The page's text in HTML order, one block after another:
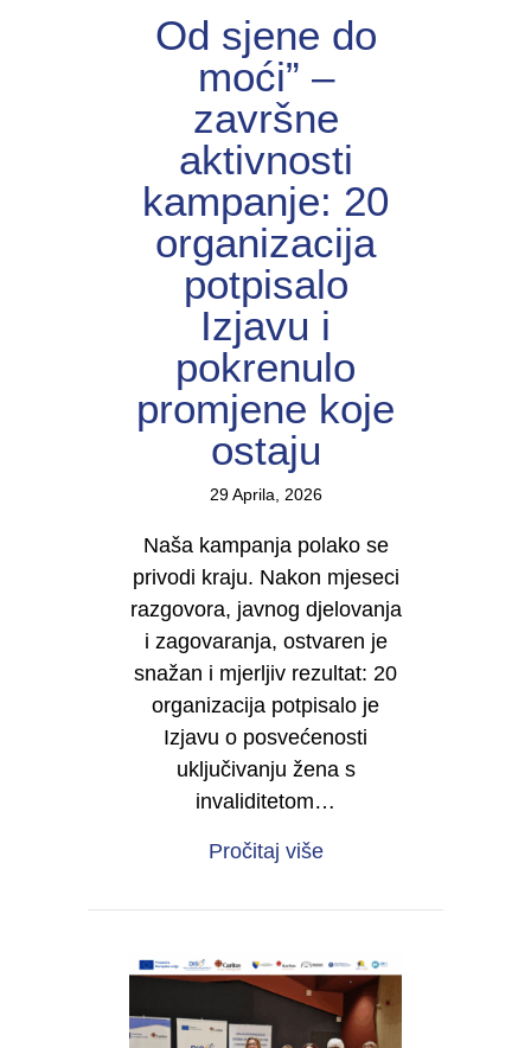
Od sjene do
moći” –
završne
aktivnosti
kampanje: 20
organizacija
potpisalo
Izjavu i
pokrenulo
promjene koje
ostaju
29 Aprila, 2026
Naša kampanja polako se
privodi kraju. Nakon mjeseci
razgovora, javnog djelovanja
i zagovaranja, ostvaren je
snažan i mjerljiv rezultat: 20
organizacija potpisalo je
Izjavu o posvećenosti
uključivanju žena s
invaliditetom…
Pročitaj višeabout Od sjene do